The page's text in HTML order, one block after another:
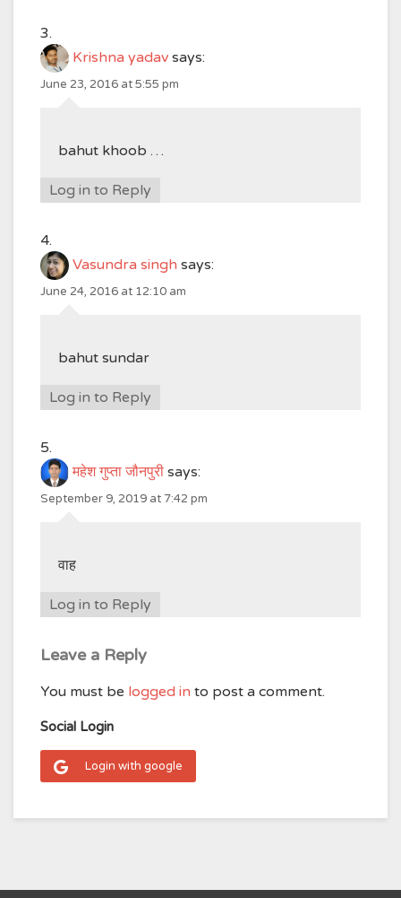
Krishna yadav says:
June 23, 2016 at 5:55 pm
bahut khoob …
Log in to Reply
Vasundra singh says:
June 24, 2016 at 12:10 am
bahut sundar
Log in to Reply
महेश गुप्ता जौनपुरी says:
September 9, 2019 at 7:42 pm
वाह
Log in to Reply
Leave a Reply
You must be logged in to post a comment.
Social Login
Login with google